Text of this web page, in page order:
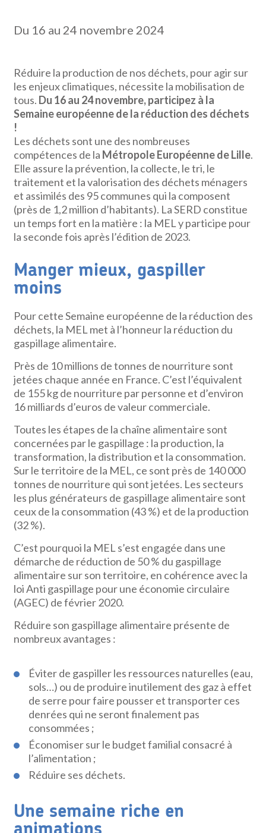
Du 16 au 24 novembre 2024
Réduire la production de nos déchets, pour agir sur
les enjeux climatiques, nécessite la mobilisation de
tous. Du 16 au 24 novembre, participez à la
Semaine européenne de la réduction des déchets
!
Les déchets sont une des nombreuses
compétences de la Métropole Européenne de Lille.
Elle assure la prévention, la collecte, le tri, le
traitement et la valorisation des déchets ménagers
et assimilés des 95 communes qui la composent
(près de 1,2 million d’habitants). La SERD constitue
un temps fort en la matière : la MEL y participe pour
la seconde fois après l’édition de 2023.
Manger mieux, gaspiller
moins
Pour cette Semaine européenne de la réduction des
déchets, la MEL met à l’honneur la réduction du
gaspillage alimentaire.
Près de 10 millions de tonnes de nourriture sont
jetées chaque année en France. C’est l’équivalent
de 155 kg de nourriture par personne et d’environ
16 milliards d’euros de valeur commerciale.
Toutes les étapes de la chaîne alimentaire sont
concernées par le gaspillage : la production, la
transformation, la distribution et la consommation.
Sur le territoire de la MEL, ce sont près de 140 000
tonnes de nourriture qui sont jetées. Les secteurs
les plus générateurs de gaspillage alimentaire sont
ceux de la consommation (43 %) et de la production
(32 %).
C’est pourquoi la MEL s’est engagée dans une
démarche de réduction de 50 % du gaspillage
alimentaire sur son territoire, en cohérence avec la
loi Anti gaspillage pour une économie circulaire
(AGEC) de février 2020.
Réduire son gaspillage alimentaire présente de
nombreux avantages :
Éviter de gaspiller les ressources naturelles (eau,
sols…) ou de produire inutilement des gaz à effet
de serre pour faire pousser et transporter ces
denrées qui ne seront finale­ment pas
consommées ;
Économiser sur le budget familial consacré à
l’alimentation ;
Réduire ses déchets.
Une semaine riche en
animations